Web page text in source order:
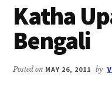
Katha
Bengali
Posted on MAY 26, 2011 by